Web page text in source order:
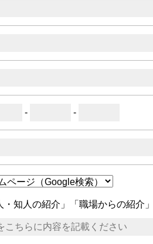
- -
・知人の紹介」「職場からの紹介